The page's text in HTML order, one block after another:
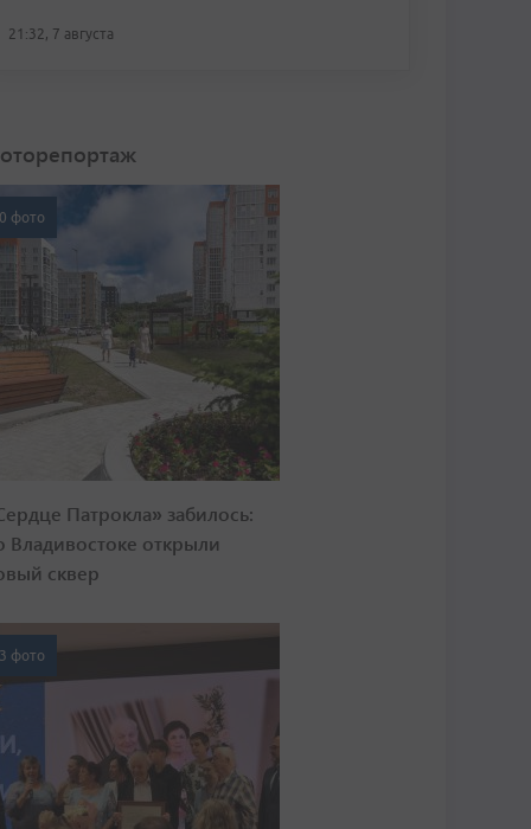
21:32, 7 августа
фото
Патрокла» забилось:
Владивостоке открыли
сквер
фото